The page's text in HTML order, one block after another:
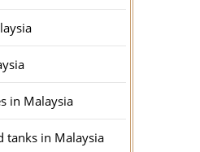
in Malaysia
tanks in Malaysia